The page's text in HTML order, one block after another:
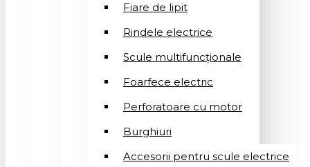
Fiare de lipit
Rindele electrice
Scule multifuncționale
Foarfece electric
Perforatoare cu motor
Burghiuri
Accesorii pentru scule electrice